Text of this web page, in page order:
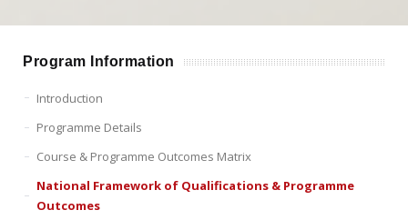
Program Information
Introduction
Programme Details
Course & Programme Outcomes Matrix
National Framework of Qualifications & Programme
Outcomes